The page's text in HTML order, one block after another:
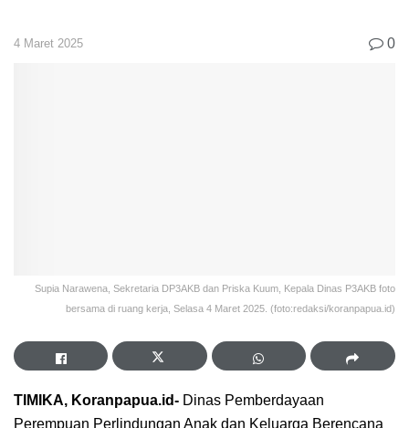
4 Maret 2025 0
Supia Narawena, Sekretaria DP3AKB dan Priska Kuum, Kepala Dinas P3AKB foto
bersama di ruang kerja, Selasa 4 Maret 2025. (foto:redaksi/koranpapua.id)
TIMIKA, Koranpapua.id- Dinas Pemberdayaan
Perempuan Perlindungan Anak dan Keluarga Berencana